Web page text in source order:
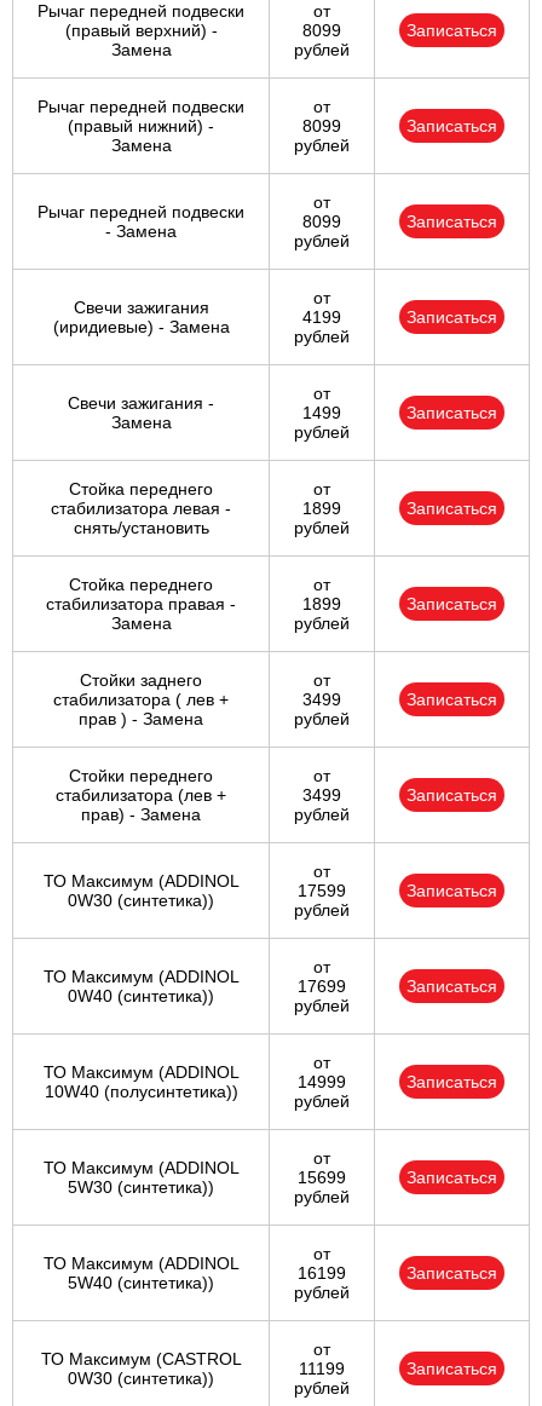
Рычаг передней подвески
(правый верхний) -
Замена
от
8099
рублей
Записаться
Рычаг передней подвески
(правый нижний) -
Замена
от
8099
рублей
Записаться
Рычаг передней подвески
- Замена
от
8099
рублей
Записаться
Свечи зажигания
(иридиевые) - Замена
от
4199
рублей
Записаться
Свечи зажигания -
Замена
от
1499
рублей
Записаться
Стойка переднего
стабилизатора левая -
снять/установить
от
1899
рублей
Записаться
Стойка переднего
стабилизатора правая -
Замена
от
1899
рублей
Записаться
Стойки заднего
стабилизатора ( лев +
прав ) - Замена
от
3499
рублей
Записаться
Стойки переднего
стабилизатора (лев +
прав) - Замена
от
3499
рублей
Записаться
ТО Максимум (ADDINOL
0W30 (синтетика))
от
17599
рублей
Записаться
ТО Максимум (ADDINOL
0W40 (синтетика))
от
17699
рублей
Записаться
ТО Максимум (ADDINOL
10W40 (полусинтетика))
от
14999
рублей
Записаться
ТО Максимум (ADDINOL
5W30 (синтетика))
от
15699
рублей
Записаться
ТО Максимум (ADDINOL
5W40 (синтетика))
от
16199
рублей
Записаться
ТО Максимум (CASTROL
0W30 (синтетика))
от
11199
рублей
Записаться